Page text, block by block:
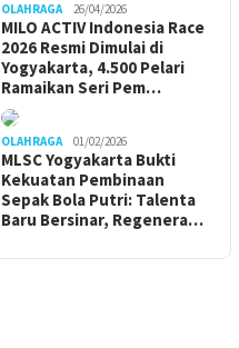
OLAHRAGA 26/04/2026
MILO ACTIV Indonesia Race
2026 Resmi Dimulai di
Yogyakarta, 4.500 Pelari
Ramaikan Seri Pem…
OLAHRAGA 01/02/2026
MLSC Yogyakarta Bukti
Kekuatan Pembinaan
Sepak Bola Putri: Talenta
Baru Bersinar, Regenera…